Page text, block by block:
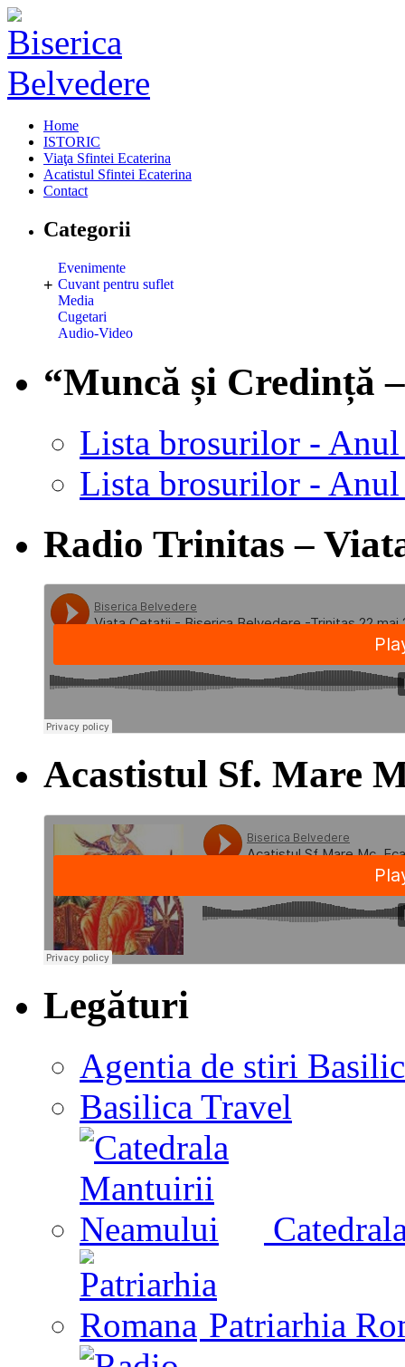
Home
ISTORIC
Viaţa Sfintei Ecaterina
Acatistul Sfintei Ecaterina
Contact
Categorii
Evenimente
+ Cuvant pentru suflet
Media
Cugetari
Audio-Video
“Muncă și Credință
Lista brosurilor -
Lista brosurilor -
Radio Trinitas –
Acastistul Sf. Mare
Legături
Agentia de stiri
Basilica Travel
Patriarhia